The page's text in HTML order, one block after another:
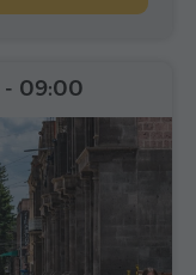
- 09:00